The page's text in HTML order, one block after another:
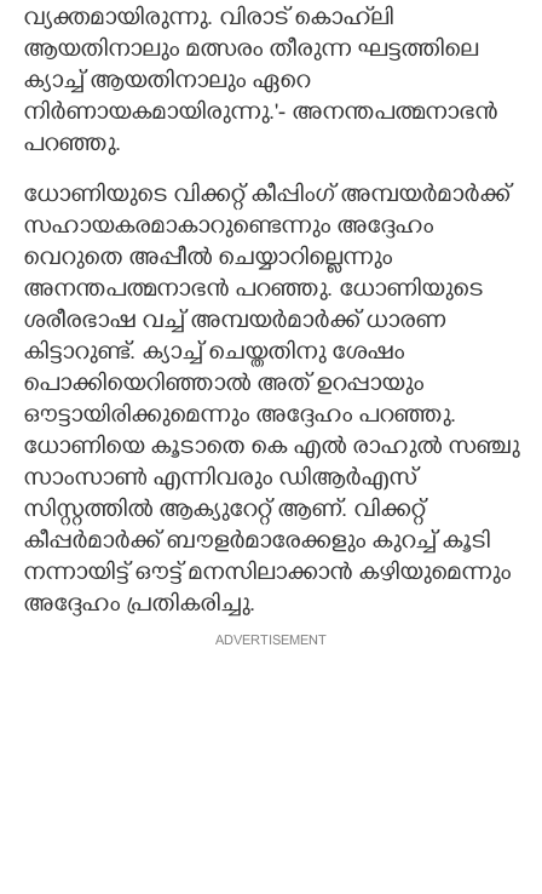
വ്യക്തമായിരുന്നു. വിരാട് കൊഹ്‌ലി
ആയതിനാലും മത്സരം തീരുന്ന ഘട്ടത്തിലെ
ക്യാച്ച് ആയതിനാലും ഏറെ
നി‌ർണായകമായിരുന്നു.'- അനന്തപത്മനാഭൻ
പറഞ്ഞു.
ധോണിയുടെ വിക്കറ്റ് കീപ്പിംഗ് അമ്പയർമാർക്ക്
സഹായകരമാകാറുണ്ടെന്നും അദ്ദേഹം
വെറുതെ അപ്പീൽ ചെയ്യാറില്ലെന്നും
അനന്തപത്മനാഭൻ പറഞ്ഞു. ധോണിയുടെ
ശരീരഭാഷ വച്ച് അമ്പയർമാർക്ക് ധാരണ
കിട്ടാറുണ്ട്. ക്യാച്ച് ചെയ്തതിനു ശേഷം
പൊക്കിയെറിഞ്ഞാൽ അത് ഉറപ്പായും
ഔട്ടായിരിക്കുമെന്നും അദ്ദേഹം പറഞ്ഞു.
ധോണിയെ കൂടാതെ കെ എൽ രാഹുൽ സഞ്ചു
സാംസാൺ എന്നിവരും ഡിആർഎസ്
സിസ്റ്റത്തിൽ ആക്യുറേറ്റ് ആണ്. വിക്കറ്റ്
കീപ്പർമാർക്ക് ബൗളർമാരേക്കളും കുറച്ച് കൂടി
നന്നായിട്ട് ഔട്ട് മനസിലാക്കാൻ കഴിയുമെന്നും
അദ്ദേഹം പ്രതികരിച്ചു.
ADVERTISEMENT